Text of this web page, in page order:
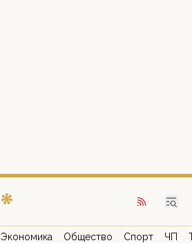
Экономика Общество Спорт ЧП